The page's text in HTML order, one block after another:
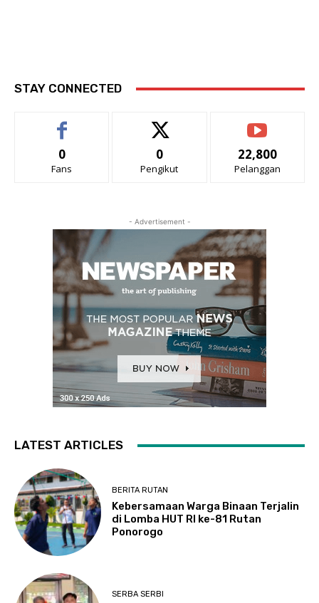
STAY CONNECTED
0
Fans
0
Pengikut
22,800
Pelanggan
- Advertisement -
LATEST ARTICLES
BERITA RUTAN
Kebersamaan Warga Binaan Terjalin
di Lomba HUT RI ke-81 Rutan
Ponorogo
SERBA SERBI